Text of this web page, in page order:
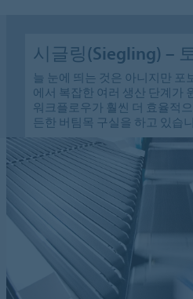
시글링(Siegling) –
늘 눈에 띄는 것은 아니지만 포
에서 복잡한 여러 생산 단계가
워크플로우가 훨씬 더 효율적
든한 버팀목 구실을 하고 있습